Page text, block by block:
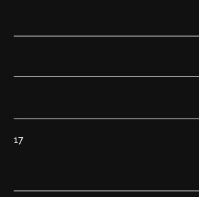
日本の様々な分野のコンテンツを
ーの作品をe-Learning出版を通して
ンツに関わる様々な方の課題に着
ストレーターの高品質な授業を配
17